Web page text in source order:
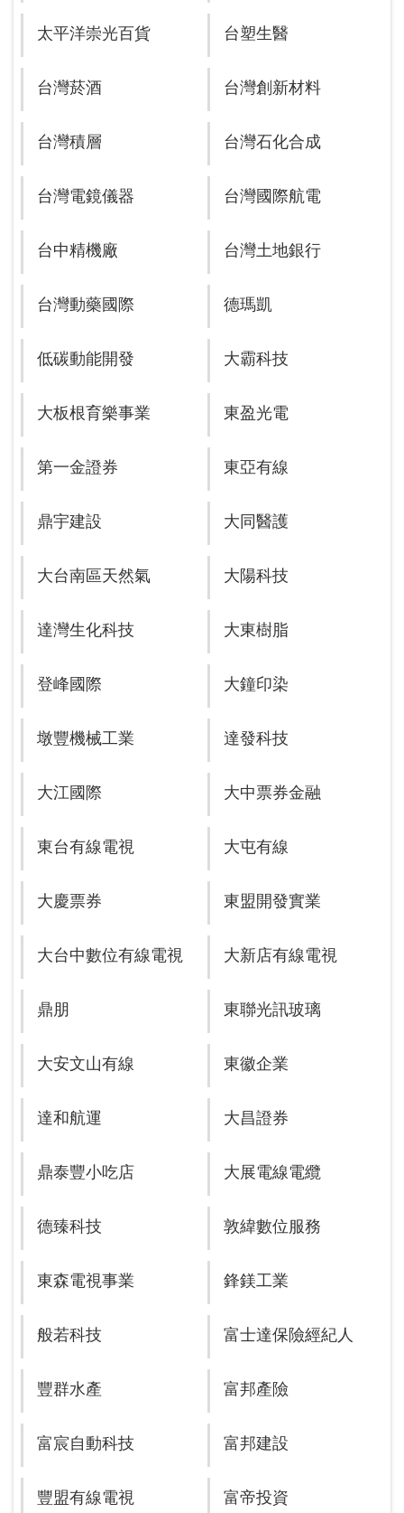
太平洋崇光百貨 台塑生醫
台灣菸酒 台灣創新材料
台灣積層 台灣石化合成
台灣電鏡儀器 台灣國際航電
台中精機廠 台灣土地銀行
台灣動藥國際 德瑪凱
低碳動能開發 大霸科技
大板根育樂事業 東盈光電
第一金證券 東亞有線
鼎宇建設 大同醫護
大台南區天然氣 大陽科技
達灣生化科技 大東樹脂
登峰國際 大鐘印染
墩豐機械工業 達發科技
大江國際 大中票券金融
東台有線電視 大屯有線
大慶票券 東盟開發實業
大台中數位有線電視 大新店有線電視
鼎朋 東聯光訊玻璃
大安文山有線 東徽企業
達和航運 大昌證券
鼎泰豐小吃店 大展電線電纜
德臻科技 敦緯數位服務
東森電視事業 鋒鎂工業
般若科技 富士達保險經紀人
豐群水產 富邦產險
富宸自動科技 富邦建設
豐盟有線電視 富帝投資